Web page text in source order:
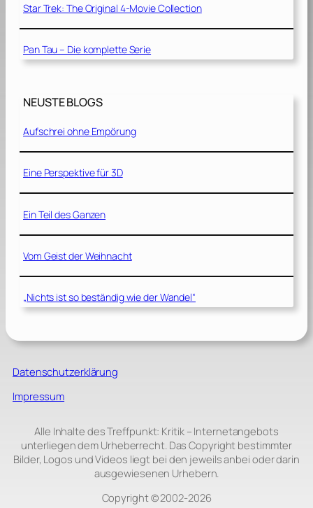
Star Trek: The Original 4-Movie Collection
Pan Tau – Die komplette Serie
NEUSTE BLOGS
Aufschrei ohne Empörung
Eine Perspektive für 3D
Ein Teil des Ganzen
Vom Geist der Weihnacht
„Nichts ist so beständig wie der Wandel“
Datenschutzerklärung
Impressum
Alle Inhalte des Treffpunkt: Kritik – Internetangebots
unterliegen dem Urheberrecht. Das Copyright bestimmter
Bilder, Logos und Videos liegt bei den jeweils anbei oder darin
ausgewiesenen Urhebern.
Copyright © 2002‑2026